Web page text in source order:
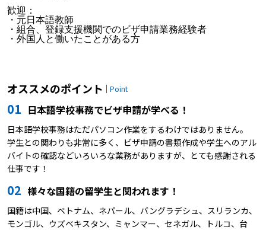
歓迎：
・元日本語教師
・組合、登録支援機関でのビザ申請業務経験者
・外国人と働いたことがある方
オススメのポイント Point
01 日本語学校事務でビザ申請が学べる！
日本語学校事務はただパソコン作業をするわけではありません。
学生との関わりも非常に多く、ビザ申請の書類作成や学生へのアル
バイトの確認などいろいろな業務がありますが、とても感謝される
仕事です！
02 様々な国籍の留学生と関われます！
国籍は中国、ベトナム、ネパール、バングラデシュ、スリランカ、
モンゴル、ウズベキスタン、ミャンマー、セネガル、トルコ、台